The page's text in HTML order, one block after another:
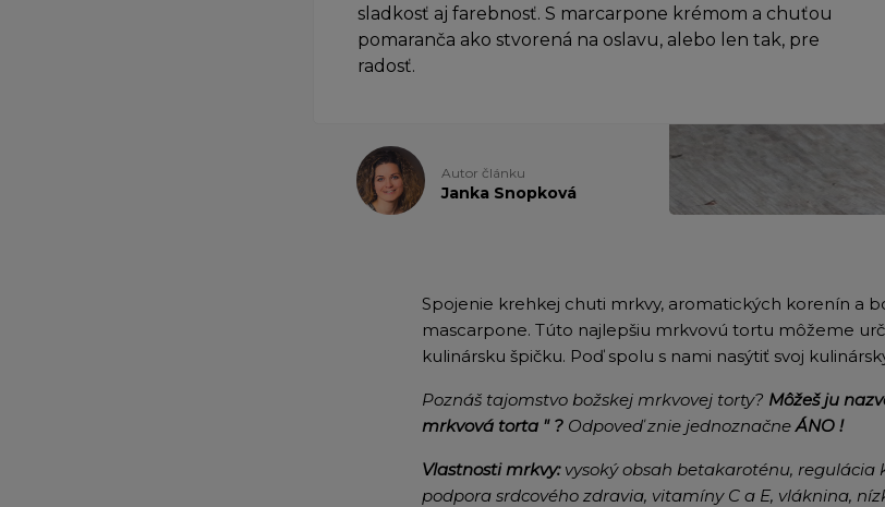
sladkosť aj farebnosť. S marcarpone krémom a chuťou
pomaranča ako stvorená na oslavu, alebo len tak, pre
radosť.
Autor článku
Janka Snopková
Spojenie krehkej chuti mrkvy, aromatických korenín a
mascarpone. Túto najlepšiu mrkvovú tortu môžeme
kulinársku špičku. Poď spolu s nami nasýtiť svoj
Poznáš tajomstvo božskej mrkvovej torty? Môžeš ju
mrkvová torta " ? Odpoveď znie jednoznačneÁNO !
Vlastnosti mrkvy:vysoký obsah betakaroténu, regulácia
podpora srdcového zdravia, vitamíny C a E, vláknina,